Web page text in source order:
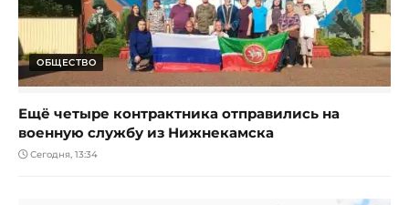
ОБЩЕСТВО
Ещё четыре контрактника отправились на
военную службу из Нижнекамска
Сегодня, 13:34